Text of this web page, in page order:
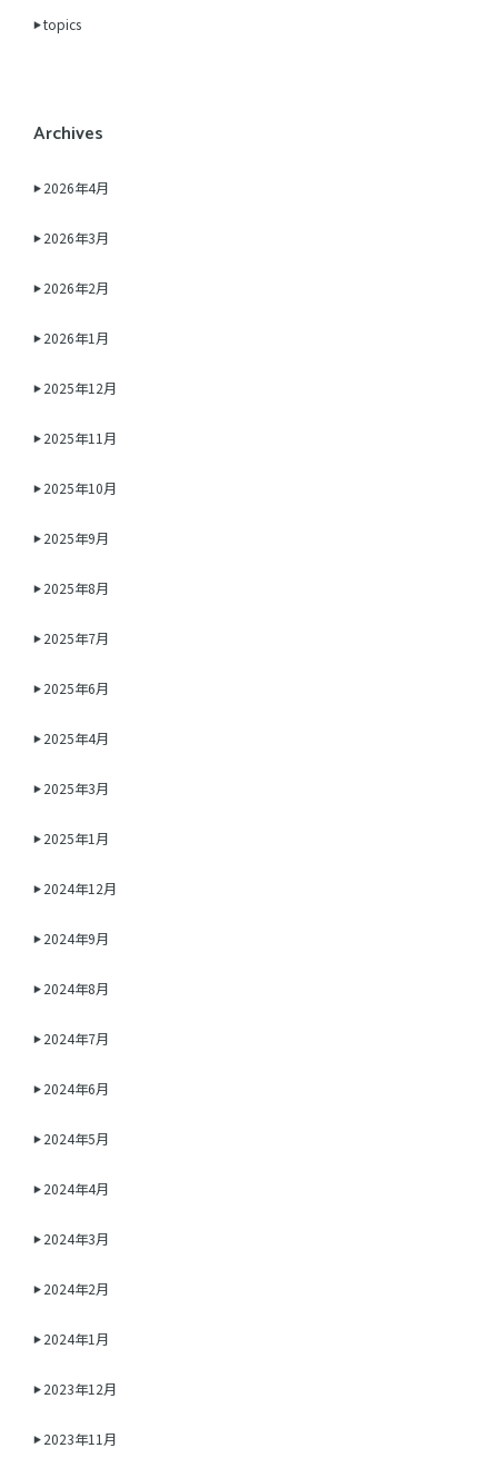
topics
Archives
2026年4月
2026年3月
2026年2月
2026年1月
2025年12月
2025年11月
2025年10月
2025年9月
2025年8月
2025年7月
2025年6月
2025年4月
2025年3月
2025年1月
2024年12月
2024年9月
2024年8月
2024年7月
2024年6月
2024年5月
2024年4月
2024年3月
2024年2月
2024年1月
2023年12月
2023年11月